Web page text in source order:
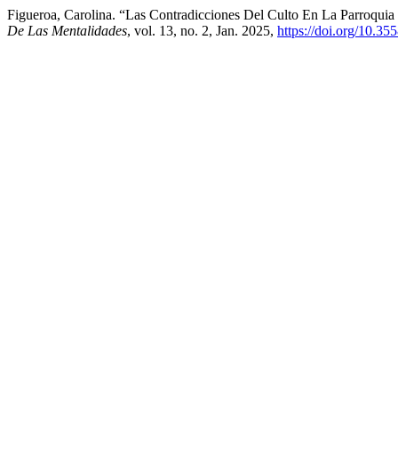
Figueroa, Carolina. “Las Contradicciones Del Culto En La
De Las Mentalidades, vol. 13, no. 2, Jan. 2025, https://doi.org/